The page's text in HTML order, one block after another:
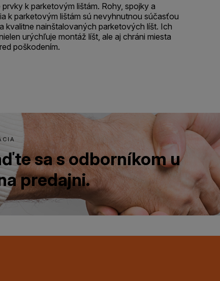
k parketovým lištám. Rohy, spojky a
k parketovým lištám sú nevyhnutnou súčasťou
kvalitne nainštalovaných parketových líšt. Ich
urýchľuje montáž líšt, ale aj chráni miesta
poškodením.
sa s odborníkom u
predajni.